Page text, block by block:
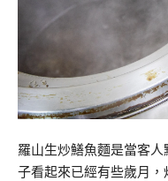
羅山生炒鱔魚麵是當客
子看起來已經有些歲月